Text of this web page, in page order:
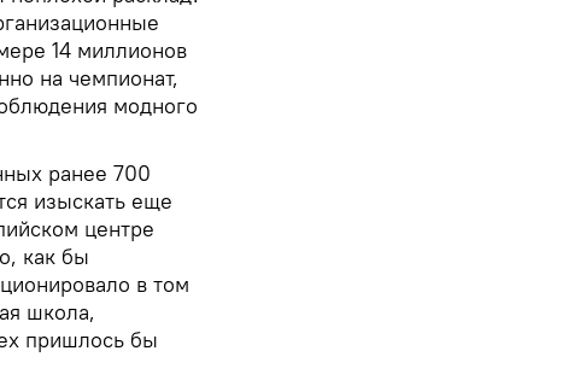
14 миллионов
на чемпионат,
модного
ранее 700
изыскать еще
центре
как бы
в том
школа,
пришлось бы